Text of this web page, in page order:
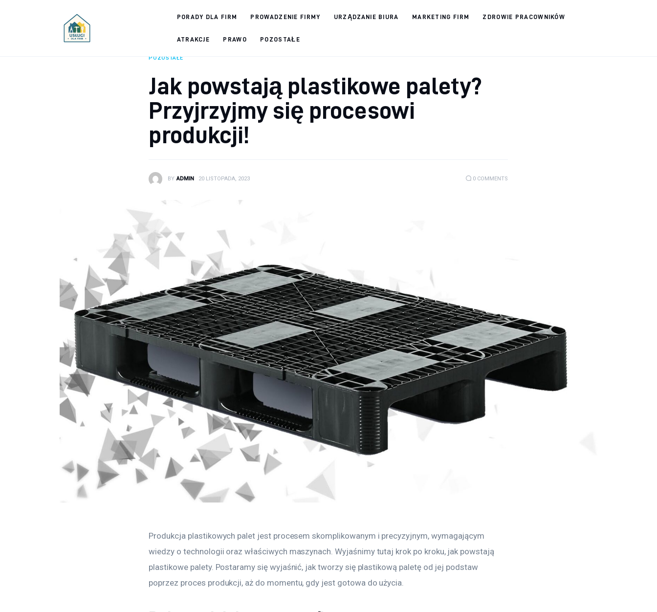
PORADY DLA FIRM PROWADZENIE FIRMY URZĄDZANIE BIURA MARKETING FIRM ZDROWIE PRACOWNIKÓW
ATRAKCJE PRAWO POZOSTAŁE
Prowadzenie firmy
POZOSTAŁE
Jak powstają plastikowe palety?
Przyjrzyjmy się procesowi
produkcji!
BY ADMIN 20 LISTOPADA, 2023 0 COMMENTS
Produkcja plastikowych palet jest procesem skomplikowanym i precyzyjnym, wymagającym
wiedzy o technologii oraz właściwych maszynach. Wyjaśnimy tutaj krok po kroku, jak powstają
plastikowe palety. Postaramy się wyjaśnić, jak tworzy się plastikową paletę od jej podstaw
poprzez proces produkcji, aż do momentu, gdy jest gotowa do użycia.